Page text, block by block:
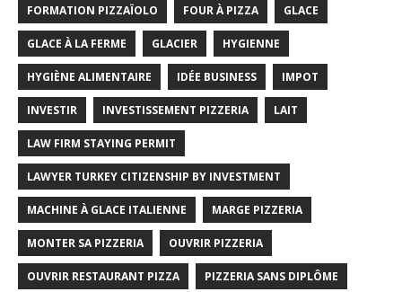
FORMATION PIZZAÏOLO FOUR À PIZZA GLACE
GLACE À LA FERME GLACIER HYGIENNE
HYGIÈNE ALIMENTAIRE IDÉE BUSINESS IMPOT
INVESTIR INVESTISSEMENT PIZZERIA LAIT
LAW FIRM STAYING PERMIT
LAWYER TURKEY CITIZENSHIP BY INVESTMENT
MACHINE À GLACE ITALIENNE MARGE PIZZERIA
MONTER SA PIZZERIA OUVRIR PIZZERIA
OUVRIR RESTAURANT PIZZA PIZZERIA SANS DIPLÔME